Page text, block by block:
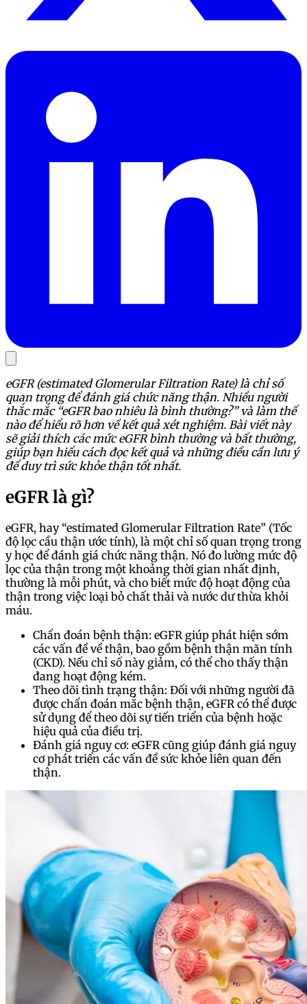
eGFR (estimated Glomerular Filtration Rate) là chỉ số
quan trọng để đánh giá chức năng thận. Nhiều người
thắc mắc “eGFR bao nhiêu là bình thường?” và làm thế
nào để hiểu rõ hơn về kết quả xét nghiệm. Bài viết này
sẽ giải thích các mức eGFR bình thường và bất thường,
giúp bạn hiểu cách đọc kết quả và những điều cần lưu ý
để duy trì sức khỏe thận tốt nhất.
eGFR là gì?
eGFR, hay “estimated Glomerular Filtration Rate” (Tốc
độ lọc cầu thận ước tính), là một chỉ số quan trọng trong
y học để đánh giá chức năng thận. Nó đo lường mức độ
lọc của thận trong một khoảng thời gian nhất định,
thường là mỗi phút, và cho biết mức độ hoạt động của
thận trong việc loại bỏ chất thải và nước dư thừa khỏi
máu.
Chẩn đoán bệnh thận: eGFR giúp phát hiện sớm
các vấn đề về thận, bao gồm bệnh thận mãn tính
(CKD). Nếu chỉ số này giảm, có thể cho thấy thận
đang hoạt động kém.
Theo dõi tình trạng thận: Đối với những người đã
được chẩn đoán mắc bệnh thận, eGFR có thể được
sử dụng để theo dõi sự tiến triển của bệnh hoặc
hiệu quả của điều trị.
Đánh giá nguy cơ: eGFR cũng giúp đánh giá nguy
cơ phát triển các vấn đề sức khỏe liên quan đến
thận.